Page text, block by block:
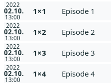
2022
02.10.
13:00
1×1 Episode 1
2022
02.10.
13:00
1×2 Episode 2
2022
02.10.
13:00
1×3 Episode 3
2022
02.10.
13:00
1×4 Episode 4